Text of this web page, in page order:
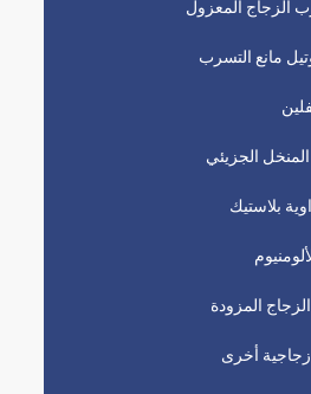
الزجاج المعزول
مانع التسرب
الجزيئي
بلاستيك
المزودة
أخرى